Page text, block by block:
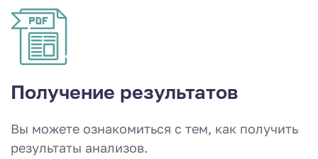
Получение результатов
Вы можете ознакомиться с тем, как получить
результаты анализов.